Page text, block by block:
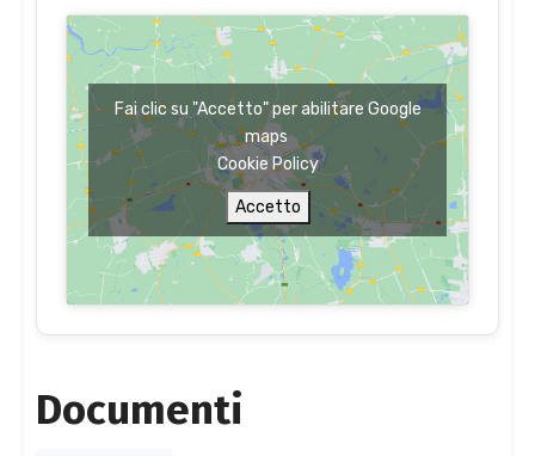
Fai clic su "Accetto" per abilitare Google
maps
Cookie Policy
Accetto
Documenti